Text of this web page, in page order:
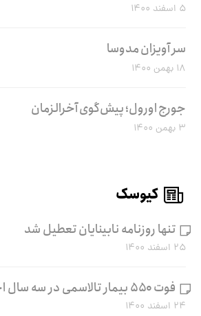
۵ اسفند ۱۴۰۰
سر آویزان مدوسا
۱۸ بهمن ۱۴۰۰
جورج اورول؛ پیش‌گوی آخرالزمان
۳ بهمن ۱۴۰۰
کیوسک
تنها روزنامه نابینایان تعطیل شد
۲۵ اسفند ۱۴۰۰
فوت ۵۵۰ بیمار تالاسمی در سه سال اخیر
۲۴ اسفند ۱۴۰۰